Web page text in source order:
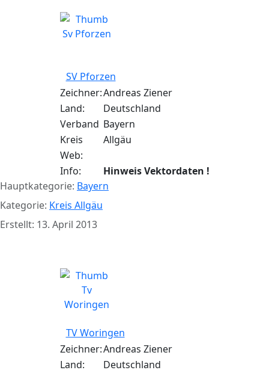
SV Pforzen
Zeichner:Andreas Ziener
Land:
Deutschland
Verband Bayern
Kreis
Allgäu
Web:
Info:
Hinweis Vektordaten !
Hauptkategorie: Bayern
Kategorie: Kreis Allgäu
Erstellt: 13. April 2013
TV Woringen
Zeichner:Andreas Ziener
Land:
Deutschland